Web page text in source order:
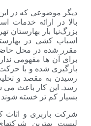
که در این سیستم
خدمات است. پس از
بهارستان تهران و
در بهارستان تهران
در محل حاضر می شوند و
مفهومی ندارد. در
شده و با حرکت از
مقصد و تخلیه وسایل
کار باعث می شود طرفین
تر خسته شوند و کار به
و اثاث کشی بزرگ‌نیا
شرکتهای اثاث